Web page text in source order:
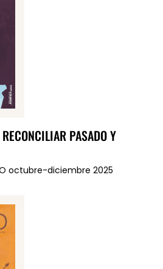
PASADO Y
octubre-diciembre 2025